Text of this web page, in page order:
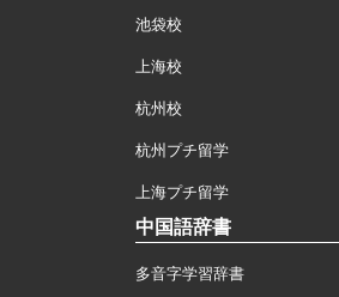
池袋校
上海校
杭州校
杭州プチ留学
上海プチ留学
中国語辞書
多音字学習辞書